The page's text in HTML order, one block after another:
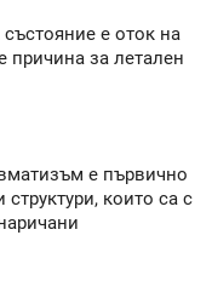
е оток на
причина за летален
е първично
които са с